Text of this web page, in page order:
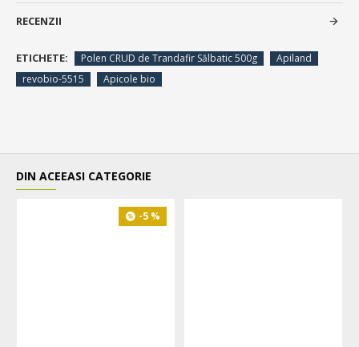
RECENZII
ETICHETE: Polen CRUD de Trandafir Sălbatic 500g
Apiland
revobio-5515
Apicole bio
DIN ACEEASI CATEGORIE
-5 %